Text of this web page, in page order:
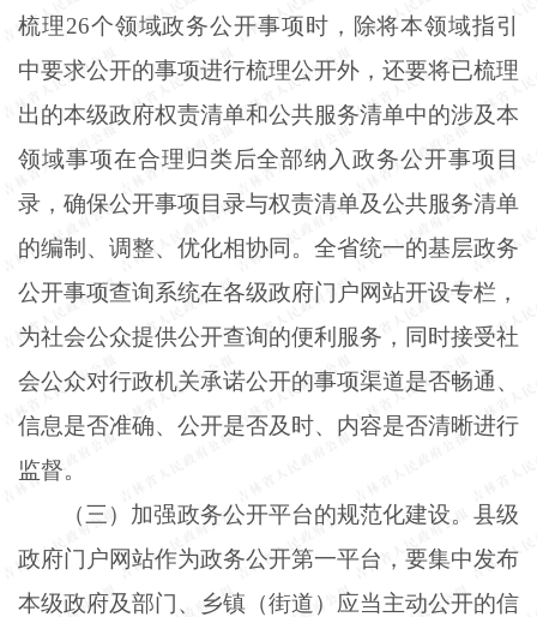
梳理26个领域政务公开事项时，除将本领域指引
中要求公开的事项进行梳理公开外，还要将已梳理
出的本级政府权责清单和公共服务清单中的涉及本
领域事项在合理归类后全部纳入政务公开事项目
录，确保公开事项目录与权责清单及公共服务清单
的编制、调整、优化相协同。全省统一的基层政务
公开事项查询系统在各级政府门户网站开设专栏，
为社会公众提供公开查询的便利服务，同时接受社
会公众对行政机关承诺公开的事项渠道是否畅通、
信息是否准确、公开是否及时、内容是否清晰进行
监督。
（三）加强政务公开平台的规范化建设。县级
政府门户网站作为政务公开第一平台，要集中发布
本级政府及部门、乡镇（街道）应当主动公开的信